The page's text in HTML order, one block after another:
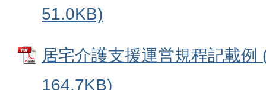
51.0KB)
居宅介護支援運営規程記載
164.7KB)